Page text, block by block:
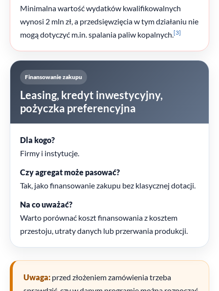
Minimalna wartość wydatków kwalifikowalnych
wynosi 2 mln zł, a przedsięwzięcia w tym działaniu nie
mogą dotyczyć m.in. spalania paliw kopalnych. [3]
Finansowanie zakupu
Leasing, kredyt inwestycyjny,
pożyczka preferencyjna
Dla kogo?
Firmy i instytucje.
Czy agregat może pasować?
Tak, jako finansowanie zakupu bez klasycznej dotacji.
Na co uważać?
Warto porównać koszt finansowania z kosztem
przestoju, utraty danych lub przerwania produkcji.
Uwaga: przed złożeniem zamówienia trzeba